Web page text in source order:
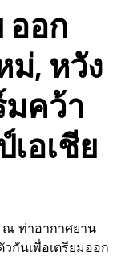
ออก
ม่, หวัง
คว้า
อเชีย
ณ ท่าอากาศยาน
กันเพื่อเตรียมออก